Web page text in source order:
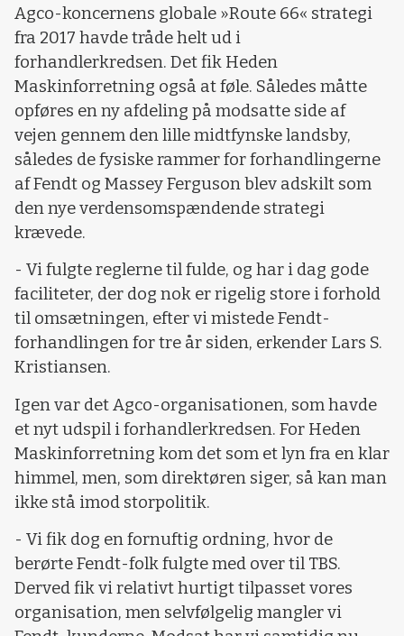
Agco-koncernens globale »Route 66« strategi
fra 2017 havde tråde helt ud i
forhandlerkredsen. Det fik Heden
Maskinforretning også at føle. Således måtte
opføres en ny afdeling på modsatte side af
vejen gennem den lille midtfynske landsby,
således de fysiske rammer for forhandlingerne
af Fendt og Massey Ferguson blev adskilt som
den nye verdensomspændende strategi
krævede.
- Vi fulgte reglerne til fulde, og har i dag gode
faciliteter, der dog nok er rigelig store i forhold
til omsætningen, efter vi mistede Fendt-
forhandlingen for tre år siden, erkender Lars S.
Kristiansen.
Igen var det Agco-organisationen, som havde
et nyt udspil i forhandlerkredsen. For Heden
Maskinforretning kom det som et lyn fra en klar
himmel, men, som direktøren siger, så kan man
ikke stå imod storpolitik.
- Vi fik dog en fornuftig ordning, hvor de
berørte Fendt-folk fulgte med over til TBS.
Derved fik vi relativt hurtigt tilpasset vores
organisation, men selvfølgelig mangler vi